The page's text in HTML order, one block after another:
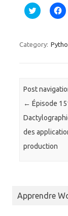
C
l
e
z
a
t
a
g
e
r
s
u
r
r
(
C
l
e
z
a
t
a
g
e
r
s
o
k
Category:
Post
← Épisode
des
production
Apprendre